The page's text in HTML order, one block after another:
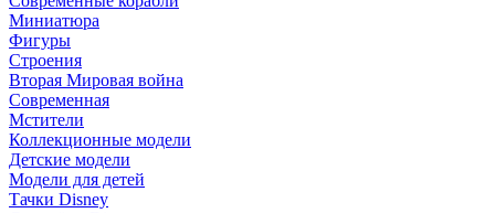
Миниатюра
Фигуры
Строения
Вторая Мировая война
Современная
Мстители
Коллекционные модели
Детские модели
Модели для детей
Тачки Disney